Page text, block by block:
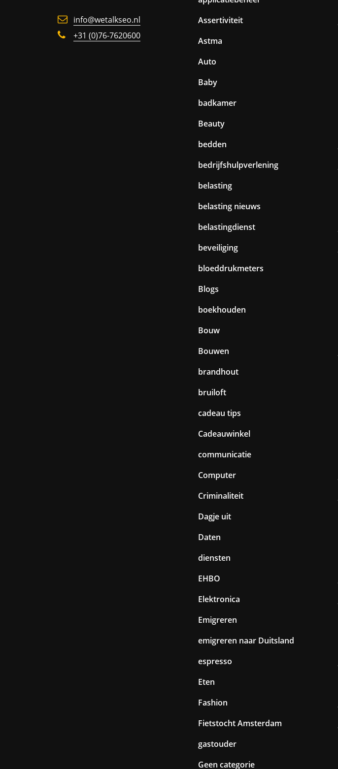
info@wetalkseo.nl
+31 (0)76-7620600
Assertiviteit
Astma
Auto
Baby
badkamer
Beauty
bedden
bedrijfshulpverlening
belasting
belasting nieuws
belastingdienst
beveiliging
bloeddrukmeters
Blogs
boekhouden
Bouw
Bouwen
brandhout
bruiloft
cadeau tips
Cadeauwinkel
communicatie
Computer
Criminaliteit
Dagje uit
Daten
diensten
EHBO
Elektronica
Emigreren
emigreren naar Duitsland
espresso
Eten
Fashion
Fietstocht Amsterdam
gastouder
Geen categorie